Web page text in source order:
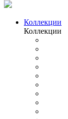
Коллекции
Коллекции